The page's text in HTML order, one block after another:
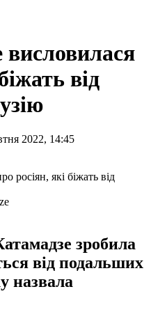
від
2022, 14:45
зробила
від подальших
назвала